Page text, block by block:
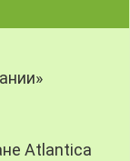
Atlantica